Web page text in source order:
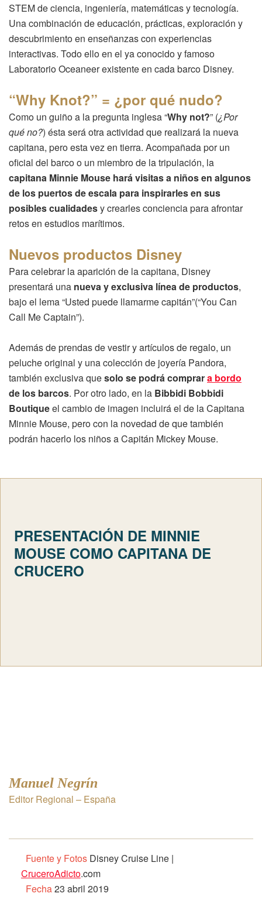
STEM de ciencia, ingeniería, matemáticas y tecnología.
Una combinación de educación, prácticas, exploración y
descubrimiento en enseñanzas con experiencias
interactivas. Todo ello en el ya conocido y famoso
Laboratorio Oceaneer existente en cada barco Disney.
“Why Knot?” = ¿por qué nudo?
Como un guiño a la pregunta inglesa “Why not?” (¿Por
qué no?) ésta será otra actividad que realizará la nueva
capitana, pero esta vez en tierra. Acompañada por un
oficial del barco o un miembro de la tripulación, la
capitana Minnie Mouse hará visitas a niños en algunos
de los puertos de escala para inspirarles en sus
posibles cualidadesy crearles conciencia para afrontar
retos en estudios marítimos.
Nuevos productos Disney
Para celebrar la aparición de la capitana, Disney
presentará una nueva y exclusiva línea de productos,
bajo el lema “Usted puede llamarme capitán”(“You Can
Call Me Captain”).
Además de prendas de vestir y artículos de regalo, un
peluche original y una colección de joyería Pandora,
también exclusiva quesolo se podrá comprara bordo
de los barcos. Por otro lado, en la Bibbidi Bobbidi
Boutiqueel cambio de imagen incluirá el de la Capitana
Minnie Mouse, pero con la novedad de que también
podrán hacerlo los niños a Capitán Mickey Mouse.
PRESENTACIÓN DE MINNIE
MOUSE COMO CAPITANA DE
CRUCERO
Manuel Negrín
Editor Regional – España
Fuente y FotosDisney Cruise Line |
CruceroAdicto.com
Fecha23 abril 2019